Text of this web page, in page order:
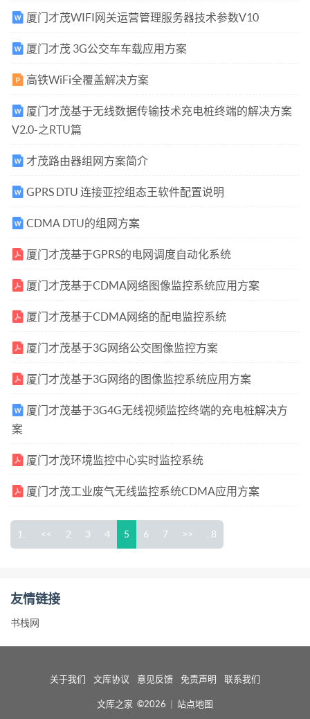
厦门才茂WIFI网关运营管理服务器技术参数V10
厦门才茂 3G公交车车载应用方案
高铁WiFi全覆盖解决方案
厦门才茂基于无线数据传输技术充电桩终端的解决方案
V2.0-之RTU篇
才茂路由器组网方案简介
GPRS DTU 连接亚控组态王软件配置说明
CDMA DTU的组网方案
厦门才茂基于GPRS的电网调度自动化系统
厦门才茂基于CDMA网络图像监控系统应用方案
厦门才茂基于CDMA网络的配电监控系统
厦门才茂基于3G网络公交图像监控方案
厦门才茂基于3G网络的图像监控系统应用方案
厦门才茂基于3G4G无线视频监控终端的充电桩解决方
案
厦门才茂环境监控中心实时监控系统
厦门才茂工业废气无线监控系统CDMA应用方案
1.. << 2 3 4 5 6 7 >> ..8
友情链接
书栈网
关于我们 文库协议 意见反馈 免责声明 联系我们
文库之家 ©2026 | 站点地图